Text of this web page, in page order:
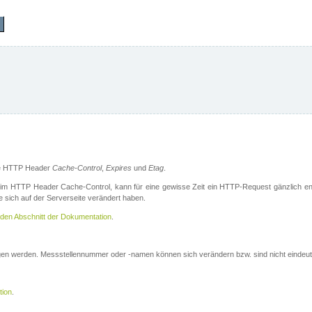
HTTP Header Cache-Control, Expires und Etag.
HTTP Header Cache-Control, kann für eine gewisse Zeit ein HTTP-Request gänzlich
sich auf der Serverseite verändert haben.
Abschnitt der Dokumentation.
werden. Messstellennummer oder -namen können sich verändern bzw. sind nicht
.